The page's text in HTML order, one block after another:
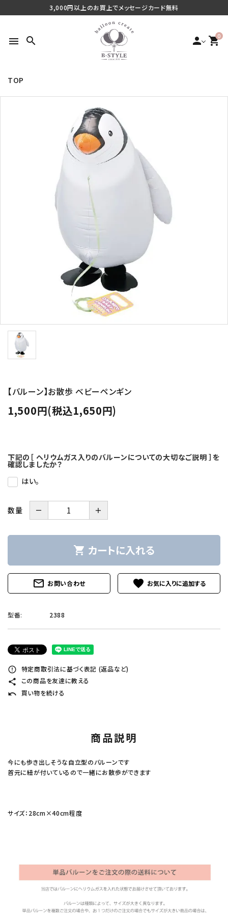
3,000円以上のお買上でメッセージカード無料
menu search person 0
shopping_cart
最近チェックした商品
ご利用シーンから探す
商品タイプから探す
meeting_room ログイン
TOP
【バルーン】お散歩 ベビーペンギン
1,500円(税込1,650円)
下記の［ ヘリウムガス入りのバルーンについての大切なご説明 ］を
確認しましたか？
はい。
数量 － ＋
shopping_cart カートに入れる
mail_outline お問い合わせ favorite
型番: 2388
error_outline 特定商取引法に基づく表記 (返品など)
share この商品を友達に教える
undo 買い物を続ける
商品説明
今にも歩き出しそうな自立型のバルーンです
首元に紐が付いているので一緒にお散歩ができます
サイズ：28cm×40cm程度